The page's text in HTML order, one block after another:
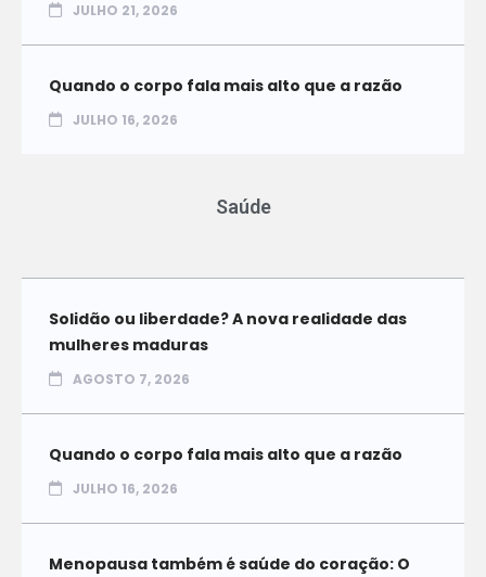
JULHO 21, 2026
Quando o corpo fala mais alto que a razão
JULHO 16, 2026
Saúde
Solidão ou liberdade? A nova realidade das
mulheres maduras
AGOSTO 7, 2026
Quando o corpo fala mais alto que a razão
JULHO 16, 2026
Menopausa também é saúde do coração: O